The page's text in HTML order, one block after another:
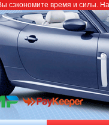
сэкономите время и силы.